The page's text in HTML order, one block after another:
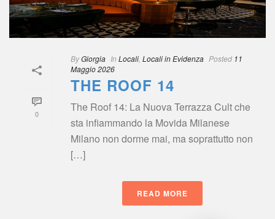
0
ByGiorgia In Locali Locali in Evidenza Posted 11
Maggio 2026
THE ROOF 14
The Roof 14: La Nuova Terrazza Cult che
ta infiammando la Movida Milanese
Milano non dorme mai, ma soprattutto non
[…]
READ MORE